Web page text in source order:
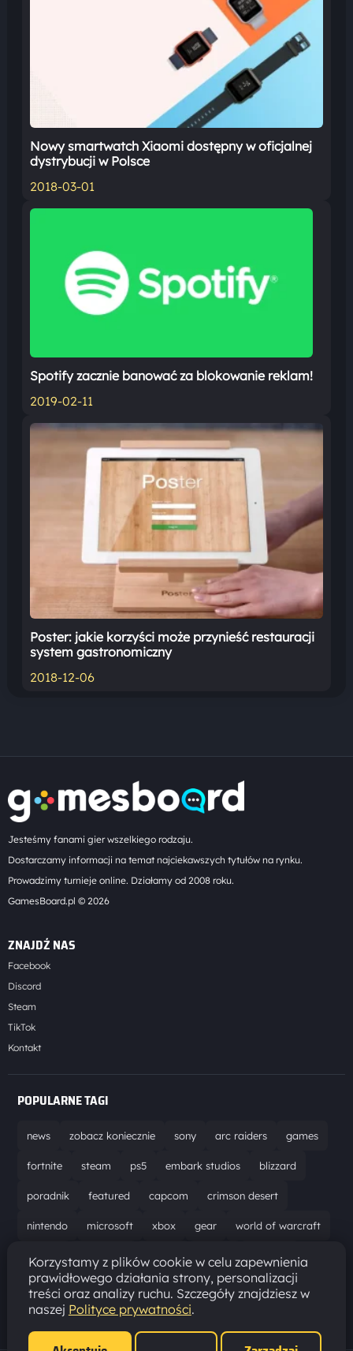
Nowy smartwatch Xiaomi dostępny w oficjalnej
dystrybucji w Polsce
2018-03-01
Spotify zacznie banować za blokowanie reklam!
2019-02-11
Poster: jakie korzyści może przynieść restauracji
system gastronomiczny
2018-12-06
Jesteśmy fanami gier wszelkiego rodzaju.
Dostarczamy informacji na temat najciekawszych tytułów na rynku.
Prowadzimy turnieje online. Działamy od 2008 roku.
GamesBoard.pl © 2026
ZNAJDŹ NAS
Facebook
Discord
Steam
TikTok
Kontakt
POPULARNE TAGI
news zobacz koniecznie sony arc raiders games
fortnite steam ps5 embark studios blizzard
poradnik featured capcom crimson desert
nintendo microsoft xbox gear world of warcraft
solucja marathon ubisoft bungie recenzja
resident evil requiem gaming aktualizacja pc
epic games hytale
Korzystamy z plików cookie w celu zapewnienia
prawidłowego działania strony, personalizacji
treści oraz analizy ruchu. Szczegóły znajdziesz w
naszej Polityce prywatności.